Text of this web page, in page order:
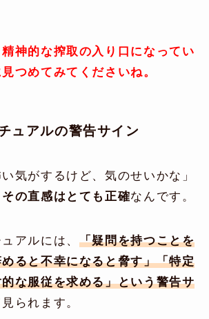
神的な搾取の入り口になってい
つめてみてくださいね。
ュアルの警告サイン
い気がするけど、気のせいかな」
その直感はとても正確なんです。
アルには、 「疑問を持つことを
ると不幸になると脅す」「特定
な服従を求める」という警告サ
られます。